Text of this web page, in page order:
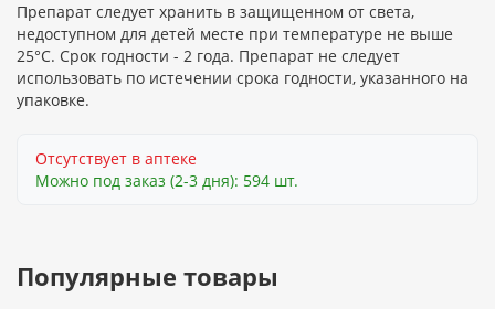
Препарат следует хранить в защищенном от света,
недоступном для детей месте при температуре не выше
25°С. Срок годности - 2 года. Препарат не следует
использовать по истечении срока годности, указанного на
упаковке.
Отсутствует в аптеке
Можно под заказ (2-3 дня): 594 шт.
Популярные товары